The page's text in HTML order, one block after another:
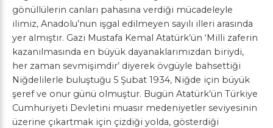
gönüllülerin canları pahasına verdiği mücadeleyle
ilimiz, Anadolu’nun işgal edilmeyen sayılı illeri arasında
yer almıştır. Gazi Mustafa Kemal Atatürk’ün ‘Milli zaferin
kazanılmasında en büyük dayanaklarımızdan biriydi,
her zaman sevmişimdir’ diyerek övgüyle bahsettiği
Niğdelilerle buluştuğu 5 Şubat 1934, Niğde için büyük
şeref ve onur günü olmuştur. Bugün Atatürk’ün Türkiye
Cumhuriyeti Devletini muasır medeniyetler seviyesinin
üzerine çıkartmak için çizdiği yolda, gösterdiği